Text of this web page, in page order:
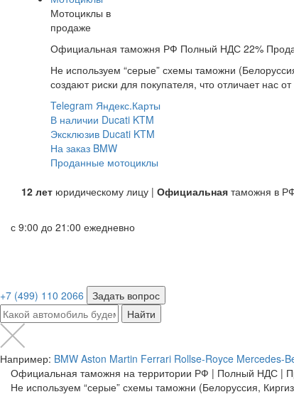
Мотоциклы в
продаже
Официальная таможня РФ Полный НДС 22%
Не используем “серые” схемы таможни
создают риски для покупателя, что отличает нас
Telegram Яндекс.Карты
В наличии Ducati KTM
Эксклюзив Ducati KTM
На заказ BMW
Проданные мотоциклы
12 лет юридическому лицу | Официальная таможня в
с 9:00 до 21:00 ежедневно
+7 (499) 110 2066
Задать вопрос
Найти
Например: BMW Aston Martin Ferrari Rollse-Royce Mercedes-
Официальная таможня на территории РФ | Полный НДС |
Не используем “серые” схемы таможни (Белоруссия,